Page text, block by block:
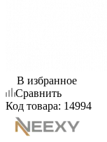
В избранное
Сравнить
Код товара: 14994